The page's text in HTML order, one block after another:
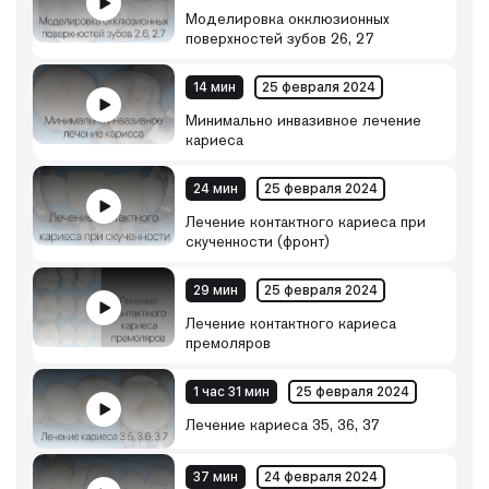
Моделировка окклюзионных
поверхностей зубов 26, 27
14 мин 25 февраля 2024
Минимально инвазивное лечение
кариеса
24 мин 25 февраля 2024
Лечение контактного кариеса при
скученности (фронт)
29 мин 25 февраля 2024
Лечение контактного кариеса
премоляров
1 час 31 мин 25 февраля 2024
Лечение кариеса 35, 36, 37
37 мин 24 февраля 2024